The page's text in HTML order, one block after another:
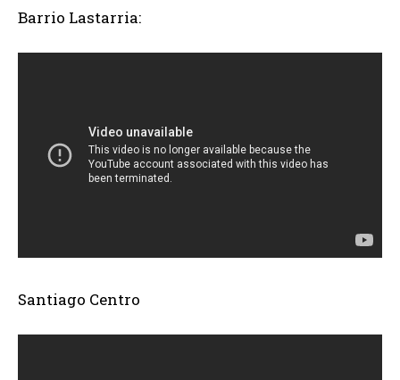
Barrio Lastarria:
Santiago Centro